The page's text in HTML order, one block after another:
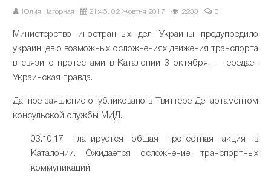
Юлия Нагорная 21:45, 02 Жовтня 2017 2233 0
Министерство иностранных дел Украины предупредило
украинцев о возможных осложнениях движения транспорта
в связи с протестами в Каталонии 3 октября, - передает
Украинская правда.
Данное заявление опубликовано в Твиттере Департаментом
консульской службы МИД.
03.10.17 планируется общая протестная акция в
Каталонии. Ожидается осложнение транспортных
коммуникаций